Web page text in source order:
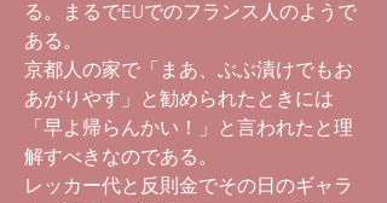
る。まるでEUでのフランス人のようで
ある。
京都人の家で「まあ、ぶぶ漬けでもお
あがりやす」と勧められたときには
「早よ帰らんかい！」と言われたと理
解すべきなのである。
レッカー代と反則金でその日のギャラ